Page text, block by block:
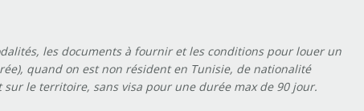
les documents à fournir et les conditions pour louer un
quand on est non résident en Tunisie, de nationalité
le territoire, sans visa pour une durée max de 90 jour.